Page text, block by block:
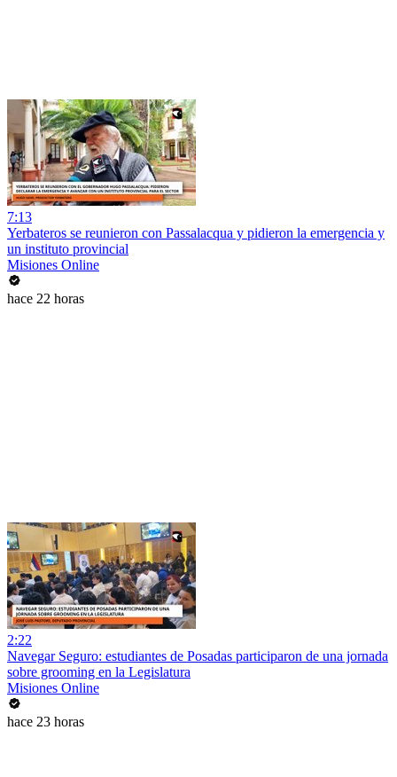
7:13
Yerbateros se reunieron con Passalacqua y pidieron la emergencia y
un instituto provincial
Misiones Online
hace 22 horas
2:22
Navegar Seguro: estudiantes de Posadas participaron de una jornada
sobre grooming en la Legislatura
Misiones Online
hace 23 horas